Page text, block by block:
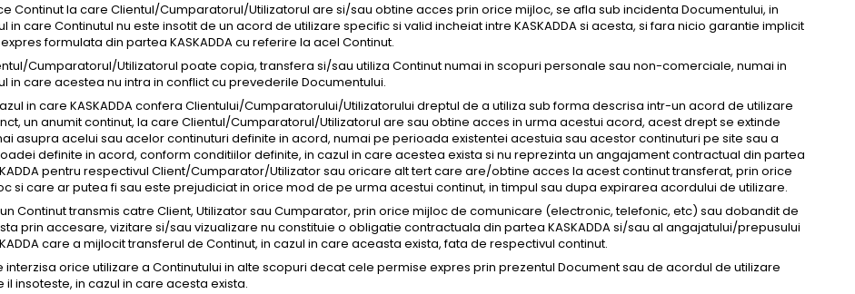
Continut la care Clientul/Cumparatorul/Utilizatorul are si/sau obtine acces prin orice mijloc, se afla sub incidenta Documentului, in
in care Continutul nu este insotit de un acord de utilizare specific si valid incheiat intre KASKADDA si acesta, si fara nicio garantie implicit
formulata din partea KASKADDA cu referire la acel Continut.
Cumparatorul/Utilizatorul poate copia, transfera si/sau utiliza Continut numai in scopuri personale sau non-comerciale, numai in
in care acestea nu intra in conflict cu prevederile Documentului.
in care KASKADDA confera Clientului/Cumparatorului/Utilizatorului dreptul de a utiliza sub forma descrisa intr-un acord de utilizare
un anumit continut, la care Clientul/Cumparatorul/Utilizatorul are sau obtine acces in urma acestui acord, acest drept se extinde
asupra acelui sau acelor continuturi definite in acord, numai pe perioada existentei acestuia sau acestor continuturi pe site sau a
definite in acord, conform conditiilor definite, in cazul in care acestea exista si nu reprezinta un angajament contractual din partea
pentru respectivul Client/Cumparator/Utilizator sau oricare alt tert care are/obtine acces la acest continut transferat, prin orice
si care ar putea fi sau este prejudiciat in orice mod de pe urma acestui continut, in timpul sau dupa expirarea acordului de utilizare.
Continut transmis catre Client, Utilizator sau Cumparator, prin orice mijloc de comunicare (electronic, telefonic, etc) sau dobandit de
prin accesare, vizitare si/sau vizualizare nu constituie o obligatie contractuala din partea KASKADDA si/sau al angajatului/prepusului
care a mijlocit transferul de Continut, in cazul in care aceasta exista, fata de respectivul continut.
interzisa orice utilizare a Continutului in alte scopuri decat cele permise expres prin prezentul Document sau de acordul de utilizare
il insoteste, in cazul in care acesta exista.